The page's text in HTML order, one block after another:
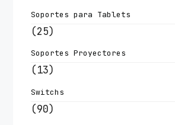
Soportes para Tablets
(25)
Soportes Proyectores
(13)
Switchs
(90)